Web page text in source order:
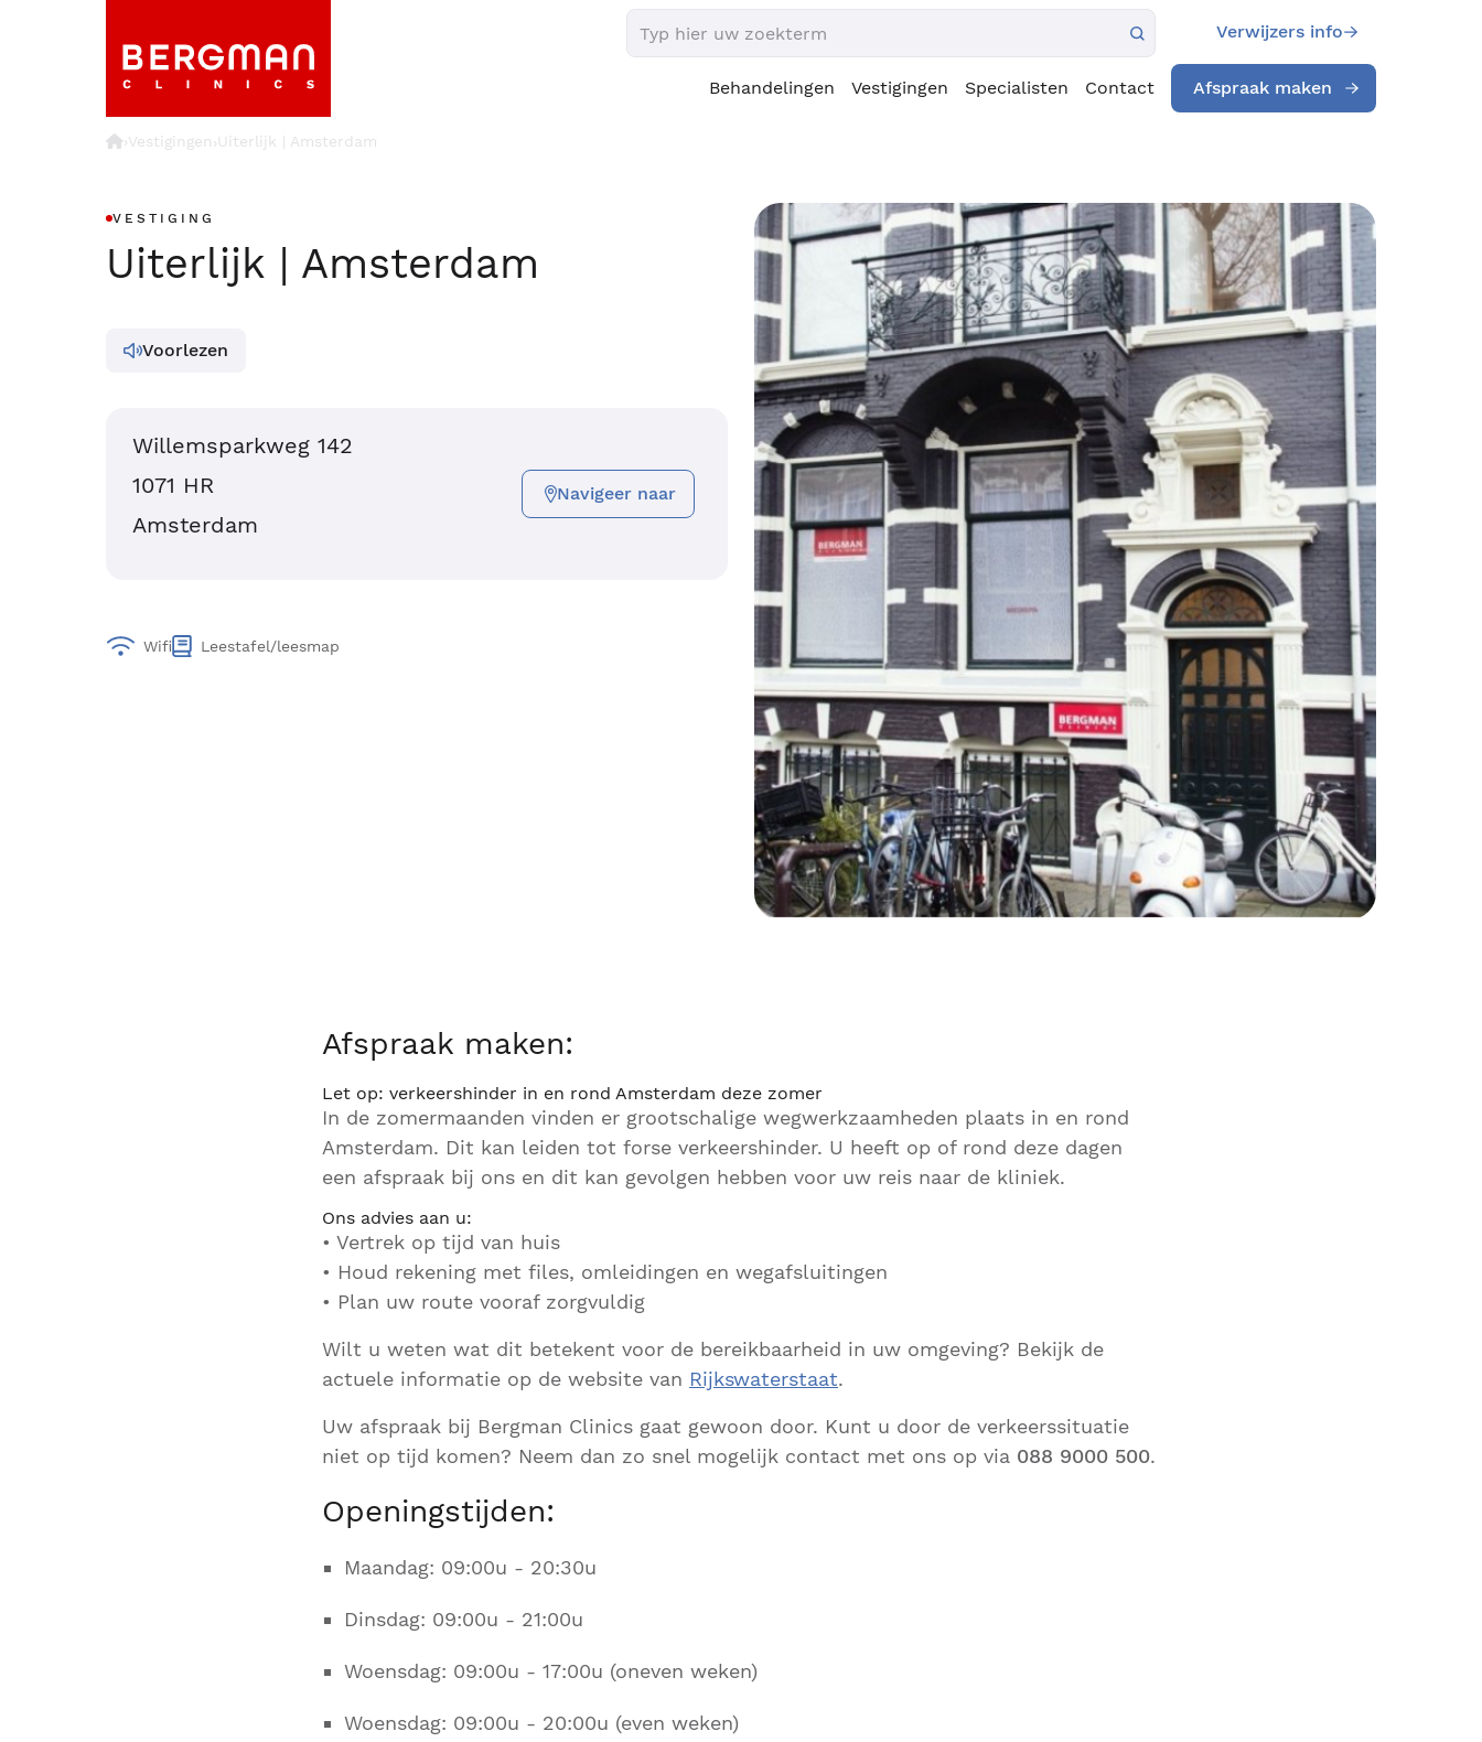
Verwijzers info
Behandelingen Vestigingen Specialisten Contact Afspraak maken
›Vestigingen›Uiterlijk | Amsterdam
VESTIGING
Uiterlijk | Amsterdam
Voorlezen
Willemsparkweg 142
1071 HR
Amsterdam
Navigeer naar
Wifi Leestafel/leesmap
Afspraak maken:
Let op: verkeershinder in en rond Amsterdam deze zomer
In de zomermaanden vinden er grootschalige wegwerkzaamheden plaats in en rond
Amsterdam. Dit kan leiden tot forse verkeershinder. U heeft op of rond deze dagen
een afspraak bij ons en dit kan gevolgen hebben voor uw reis naar de kliniek.
Ons advies aan u:
• Vertrek op tijd van huis
• Houd rekening met files, omleidingen en wegafsluitingen
• Plan uw route vooraf zorgvuldig
Wilt u weten wat dit betekent voor de bereikbaarheid in uw omgeving? Bekijk de
actuele informatie op de website van Rijkswaterstaat.
Uw afspraak bij Bergman Clinics gaat gewoon door. Kunt u door de verkeerssituatie
niet op tijd komen? Neem dan zo snel mogelijk contact met ons op via 088 9000 500.
Openingstijden:
Maandag: 09:00u - 20:30u
Dinsdag: 09:00u - 21:00u
Woensdag: 09:00u - 17:00u (oneven weken)
Woensdag: 09:00u - 20:00u (even weken)